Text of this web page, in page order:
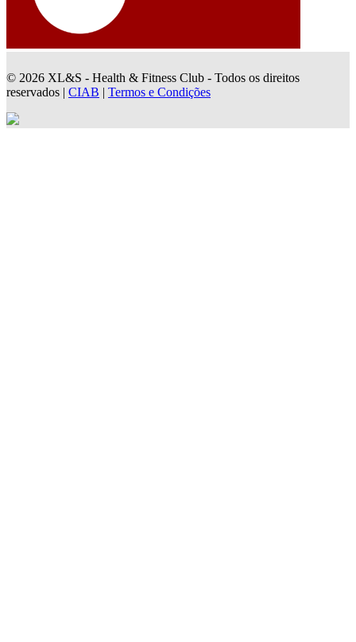
© 2026 XL&S - Health & Fitness Club - Todos os direitos
reservados | CIAB | Termos e Condições